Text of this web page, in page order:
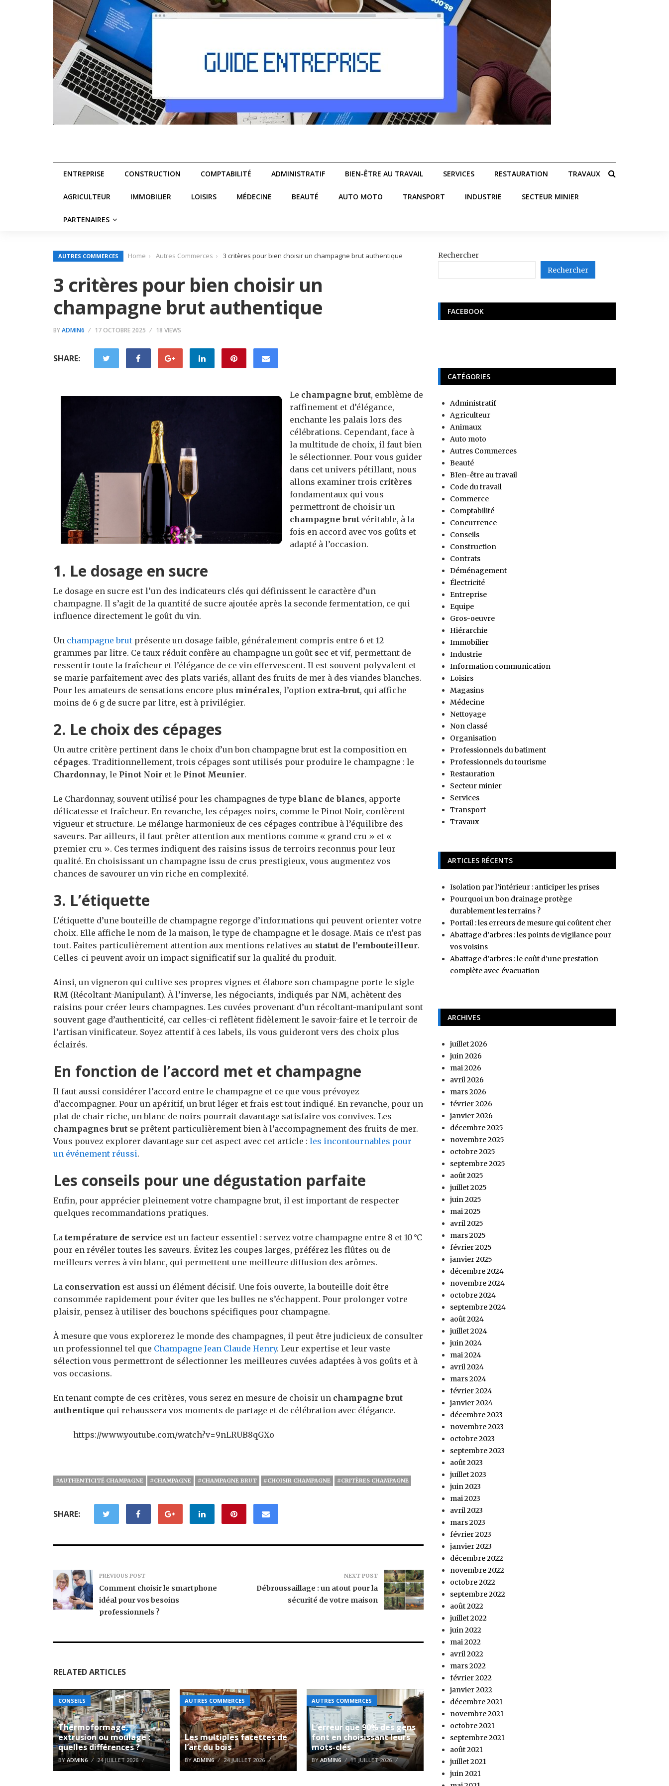
ENTREPRISE CONSTRUCTION COMPTABILITÉ ADMINISTRATIF BIEN-ÊTRE AU TRAVAIL SERVICES RESTAURATION TRAVAUX
AGRICULTEUR IMMOBILIER LOISIRS MÉDECINE BEAUTÉ AUTO MOTO TRANSPORT INDUSTRIE SECTEUR MINIER
PARTENAIRES
AUTRES COMMERCES Home Autres Commerces 3 critères pour bien choisir un champagne brut authentique
3 critères pour bien choisir un
champagne brut authentique
BYADMIN6 17 OCTOBRE 2025 18 VIEWS
SHARE:
Le champagne brut, emblème de
raffinement et d’élégance,
enchante les palais lors des
célébrations. Cependant, face à
la multitude de choix, il faut bien
le sélectionner. Pour vous guider
dans cet univers pétillant, nous
allons examiner trois critères
fondamentaux qui vous
permettront de choisir un
champagne brut véritable, à la
fois en accord avec vos goûts et
adapté à l’occasion.
1. Le dosage en sucre
Le dosage en sucre est l’un des indicateurs clés qui définissent le caractère d’un
champagne. Il s’agit de la quantité de sucre ajoutée après la seconde fermentation, ce qui
influence directement le goût du vin.
Un champagne brut présente un dosage faible, généralement compris entre 6 et 12
grammes par litre. Ce taux réduit confère au champagne un goût sec et vif, permettant de
ressentir toute la fraîcheur et l’élégance de ce vin effervescent. Il est souvent polyvalent et
se marie parfaitement avec des plats variés, allant des fruits de mer à des viandes blanches.
Pour les amateurs de sensations encore plus minérales, l’option extra-brut, qui affiche
moins de 6 g de sucre par litre, est à privilégier.
2. Le choix des cépages
Un autre critère pertinent dans le choix d’un bon champagne brut est la composition en
cépages. Traditionnellement, trois cépages sont utilisés pour produire le champagne : le
Chardonnay, le Pinot Noir et le Pinot Meunier.
Le Chardonnay, souvent utilisé pour les champagnes de typeblanc de blancs, apporte
délicatesse et fraîcheur. En revanche, les cépages noirs, comme le Pinot Noir, confèrent
vigueur et structure. Le mélange harmonieux de ces cépages contribue à l’équilibre des
saveurs. Par ailleurs, il faut prêter attention aux mentions comme « grand cru » et «
premier cru ». Ces termes indiquent des raisins issus de terroirs reconnus pour leur
qualité. En choisissant un champagne issu de crus prestigieux, vous augmentez vos
chances de savourer un vin riche en complexité.
3. L’étiquette
L’étiquette d’une bouteille de champagne regorge d’informations qui peuvent orienter votre
choix. Elle affiche le nom de la maison, le type de champagne et le dosage. Mais ce n’est pas
tout. Faites particulièrement attention aux mentions relatives au statut de l’embouteilleur.
Celles-ci peuvent avoir un impact significatif sur la qualité du produit.
Ainsi, un vigneron qui cultive ses propres vignes et élabore son champagne porte le sigle
RM (Récoltant-Manipulant). À l’inverse, les négociants, indiqués par NM, achètent des
raisins pour créer leurs champagnes. Les cuvées provenant d’un récoltant-manipulant sont
souvent gage d’authenticité, car celles-ci reflètent fidèlement le savoir-faire et le terroir de
l’artisan vinificateur. Soyez attentif à ces labels, ils vous guideront vers des choix plus
éclairés.
En fonction de l’accord met et champagne
Il faut aussi considérer l’accord entre le champagne et ce que vous prévoyez
d’accompagner. Pour un apéritif, un brut léger et frais est tout indiqué. En revanche, pour un
plat de chair riche, un blanc de noirs pourrait davantage satisfaire vos convives. Les
champagnes brut se prêtent particulièrement bien à l’accompagnement des fruits de mer.
Vous pouvez explorer davantage sur cet aspect avec cet article : les incontournables pour
un événement réussi.
Les conseils pour une dégustation parfaite
Enfin, pour apprécier pleinement votre champagne brut, il est important de respecter
quelques recommandations pratiques.
La température de service est un facteur essentiel : servez votre champagne entre 8 et 10 °C
pour en révéler toutes les saveurs. Évitez les coupes larges, préférez les flûtes ou de
meilleurs verres à vin blanc, qui permettent une meilleure diffusion des arômes.
La conservation est aussi un élément décisif. Une fois ouverte, la bouteille doit être
consommée rapidement pour éviter que les bulles ne s’échappent. Pour prolonger votre
plaisir, pensez à utiliser des bouchons spécifiques pour champagne.
À mesure que vous explorerez le monde des champagnes, il peut être judicieux de consulter
un professionnel tel que Champagne Jean Claude Henry. Leur expertise et leur vaste
sélection vous permettront de sélectionner les meilleures cuvées adaptées à vos goûts et à
vos occasions.
En tenant compte de ces critères, vous serez en mesure de choisir un champagne brut
authentique qui rehaussera vos moments de partage et de célébration avec élégance.
https://www.youtube.com/watch?v=9nLRUB8qGXo
#AUTHENTICITÉ CHAMPAGNE #CHAMPAGNE #CHAMPAGNE BRUT #CHOISIR CHAMPAGNE #CRITÈRES CHAMPAGNE
SHARE:
PREVIOUS POST
Comment choisir le smartphone
idéal pour vos besoins
professionnels ?
NEXT POST
Débroussaillage : un atout pour la
sécurité de votre maison
RELATED ARTICLES
CONSEILS
Thermoformage,
extrusion ou moulage :
quelles différences ?
BYADMIN6 24 JUILLET 2026
AUTRES COMMERCES
Les multiples facettes de
l’art du bois
BYADMIN6 24 JUILLET 2026
AUTRES COMMERCES
L’erreur que 90% des gens
font en choisissant leurs
mots-clés
BYADMIN6 11 JUILLET 2026
Rechercher
Rechercher
FACEBOOK
CATÉGORIES
Administratif
Agriculteur
Animaux
Auto moto
Autres Commerces
Beauté
BIen-être au travail
Code du travail
Commerce
Comptabilité
Concurrence
Conseils
Construction
Contrats
Déménagement
Électricité
Entreprise
Equipe
Gros-oeuvre
Hiérarchie
Immobilier
Industrie
Information communication
Loisirs
Magasins
Médecine
Nettoyage
Non classé
Organisation
Professionnels du batiment
Professionnels du tourisme
Restauration
Secteur minier
Services
Transport
Travaux
ARTICLES RÉCENTS
Isolation par l’intérieur : anticiper les prises
Pourquoi un bon drainage protège
durablement les terrains ?
Portail : les erreurs de mesure qui coûtent cher
Abattage d’arbres : les points de vigilance pour
vos voisins
Abattage d’arbres : le coût d’une prestation
complète avec évacuation
ARCHIVES
juillet 2026
juin 2026
mai 2026
avril 2026
mars 2026
février 2026
janvier 2026
décembre 2025
novembre 2025
octobre 2025
septembre 2025
août 2025
juillet 2025
juin 2025
mai 2025
avril 2025
mars 2025
février 2025
janvier 2025
décembre 2024
novembre 2024
octobre 2024
septembre 2024
août 2024
juillet 2024
juin 2024
mai 2024
avril 2024
mars 2024
février 2024
janvier 2024
décembre 2023
novembre 2023
octobre 2023
septembre 2023
août 2023
juillet 2023
juin 2023
mai 2023
avril 2023
mars 2023
février 2023
janvier 2023
décembre 2022
novembre 2022
octobre 2022
septembre 2022
août 2022
juillet 2022
juin 2022
mai 2022
avril 2022
mars 2022
février 2022
janvier 2022
décembre 2021
novembre 2021
octobre 2021
septembre 2021
août 2021
juillet 2021
juin 2021